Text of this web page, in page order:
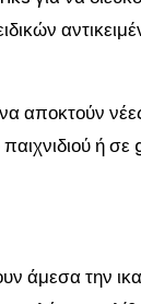
αποκτούν
ή
άμεσα την